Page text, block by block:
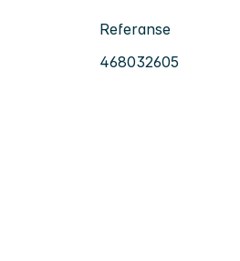
Referanse
468032605